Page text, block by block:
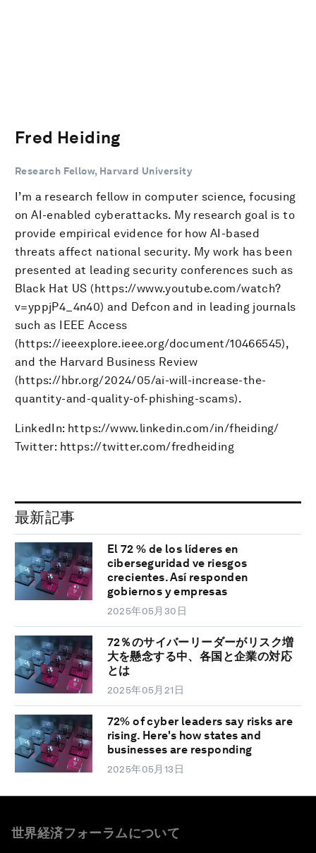
Fred Heiding
Research Fellow, Harvard University
I’m a research fellow in computer science, focusing
on AI-enabled cyberattacks. My research goal is to
provide empirical evidence for how AI-based
threats affect national security. My work has been
presented at leading security conferences such as
Black Hat US (https://www.youtube.com/watch?
v=yppjP4_4n40) and Defcon and in leading journals
such as IEEE Access
(https://ieeexplore.ieee.org/document/10466545),
and the Harvard Business Review
(https://hbr.org/2024/05/ai-will-increase-the-
quantity-and-quality-of-phishing-scams).
LinkedIn: https://www.linkedin.com/in/fheiding/
Twitter: https://twitter.com/fredheiding
最新記事
El 72 % de los líderes en
ciberseguridad ve riesgos
crecientes. Así responden
gobiernos y empresas
2025年05月30日
72％のサイバーリーダーがリスク増
大を懸念する中、各国と企業の対応
とは
2025年05月21日
72% of cyber leaders say risks are
rising. Here's how states and
businesses are responding
2025年05月13日
世界経済フォーラムについて